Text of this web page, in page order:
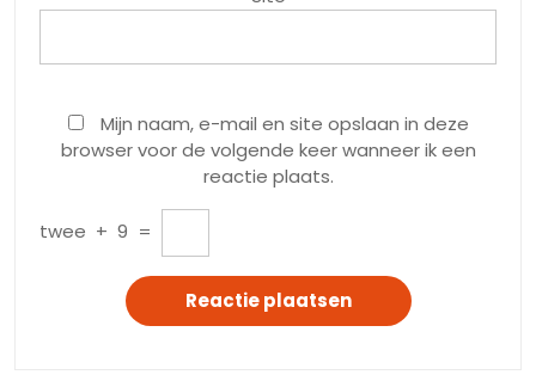
Mijn naam, e-mail en site opslaan in deze
browser voor de volgende keer wanneer ik een
reactie plaats.
twee + 9 =